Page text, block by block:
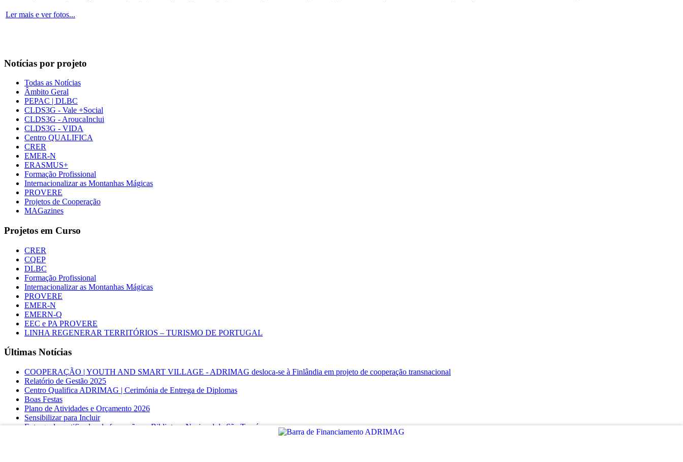
Ler mais e ver fotos...
Notícias por projeto
Todas as Notícias
Âmbito Geral
PEPAC | DLBC
CLDS3G - Vale +Social
CLDS3G - AroucaInclui
CLDS3G - VIDA
Centro QUALIFICA
CRER
EMER-N
ERASMUS+
Formação Profissional
Internacionalizar as Montanhas Mágicas
PROVERE
Projetos de Cooperação
MAGazines
Projetos em Curso
CRER
CQEP
DLBC
Formação Profissional
Internacionalizar as Montanhas Mágicas
PROVERE
EMER-N
EMERN-Q
EEC e PA PROVERE
LINHA REGENERAR TERRITÓRIOS – TURISMO DE PORTUGAL
Últimas Notícias
COOPERAÇÃO | YOUTH AND SMART VILLAGE - ADRIMAG desloca-se à Finlândia em projeto de cooperação transnacional
Relatório de Gestão 2025
Centro Qualifica ADRIMAG | Cerimónia de Entrega de Diplomas
Boas Festas
Plano de Atividades e Orçamento 2026
Sensibilizar para Incluir
Entrega de certificados de formação na Biblioteca Nacional de São Tomé